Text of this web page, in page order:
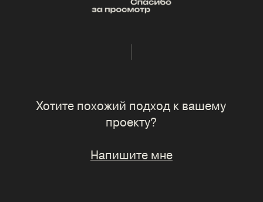
Хотите похожий подход к вашему
проекту?
Напишите мне